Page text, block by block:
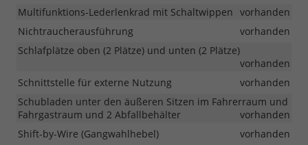
Multifunktions-Lederlenkrad mit Schaltwippen vorhanden
Nichtraucherausführung
vorhanden
Schlafplätze oben (2 Plätze) und unten (2 Plätze)
vorhanden
Schnittstelle für externe Nutzung
vorhanden
Schubladen unter den äußeren Sitzen im Fahrerraum und
Fahrgastraum und 2 Abfallbehälter
vorhanden
Shift-by-Wire (Gangwahlhebel)
vorhanden